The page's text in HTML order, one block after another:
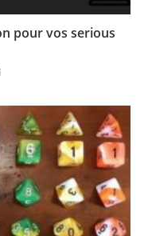
pour vos serious